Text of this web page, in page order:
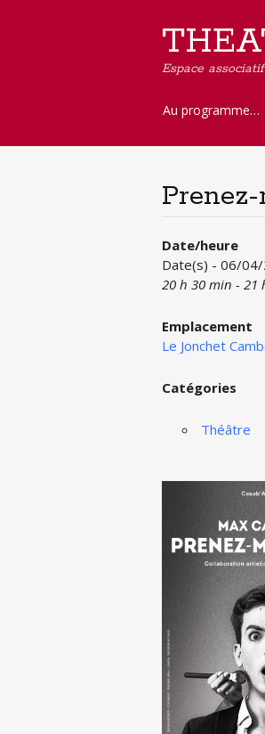
Espace
Aller
contenu
Au programme…
Date/heure
Date(s) - 06/
20 h 30 min - 21
Emplacement
Le Jonchet
Catégories
Théâtre